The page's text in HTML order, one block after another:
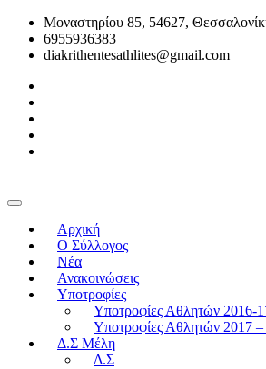
Μοναστηρίου 85, 54627,
6955936383
diakrithentesathlites@gmail.com
Αρχική
O Σύλλογος
Νέα
Ανακοινώσεις
Υποτροφίες
Υποτροφίες Αθλητών 2016-
Υποτροφίες Αθλητών 2017 –
Δ.Σ Μέλη
Δ.Σ